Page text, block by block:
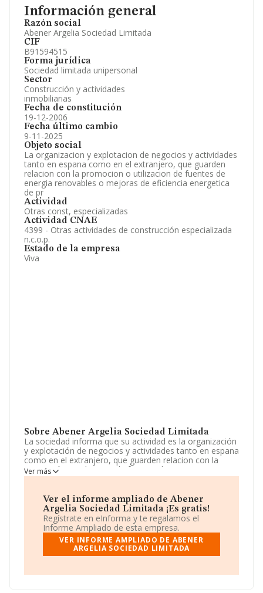
Información general
Razón social
Abener Argelia Sociedad Limitada
CIF
B91594515
Forma jurídica
Sociedad limitada unipersonal
Sector
Construcción y actividades
inmobiliarias
Fecha de constitución
19-12-2006
Fecha último cambio
9-11-2025
Objeto social
La organizacion y explotacion de negocios y actividades
tanto en espana como en el extranjero, que guarden
relacion con la promocion o utilizacion de fuentes de
energia renovables o mejoras de eficiencia energetica
de pr
Actividad
Otras const, especializadas
Actividad CNAE
4399 - Otras actividades de construcción especializada
n.c.o.p.
Estado de la empresa
Viva
Sobre Abener Argelia Sociedad Limitada
La sociedad informa que su actividad es la organización
y explotación de negocios y actividades tanto en espana
como en el extranjero, que guarden relacion con la
promoción o utilizacion de fuentes de energia
renovables o mejoras de eficiencia energetica de pr. La
Tiene CNAE: 4399 - 'Otras actividades de construcción
especializada n.c.o.p.'. No realiza actividad de
importación y/o exportación.
En relación con el rendimiento en 2018, el total de
ventas registradas ha sido igual que el año anterior.
teléfono 954937000 y su email es
Ver más
Ver el informe ampliado de Abener
Argelia Sociedad Limitada ¡Es gratis!
Regístrate en eInforma y te regalamos el
Informe Ampliado de esta empresa.
VER INFORME AMPLIADO DE ABENER
ARGELIA SOCIEDAD LIMITADA
Información oficial y registral complementaria.